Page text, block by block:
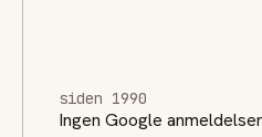
siden 1990
Ingen Google anmeldelser